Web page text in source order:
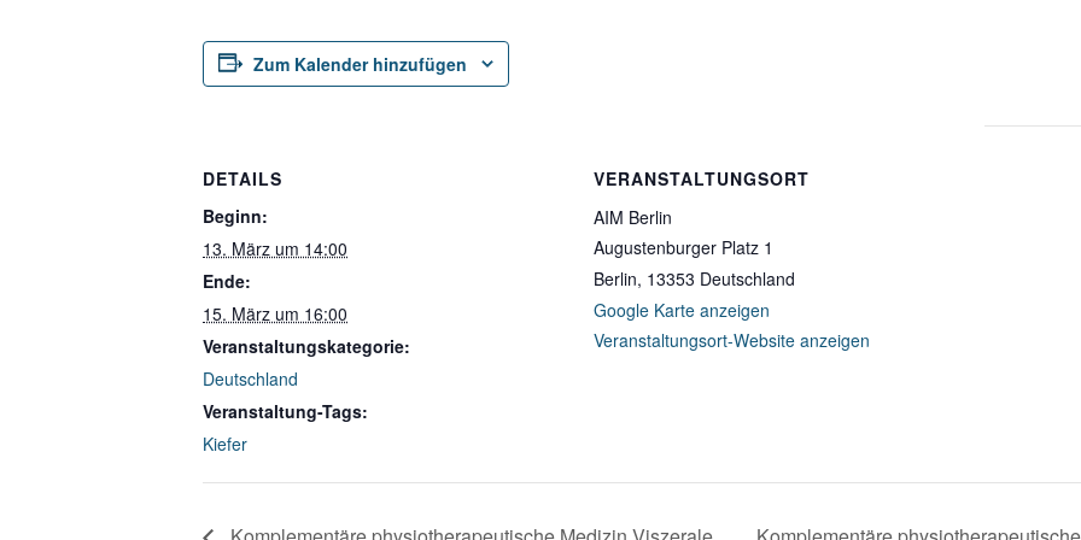
Zum Kalender hinzufügen
DETAILS
Beginn:
13. März um 14:00
Ende:
15. März um 16:00
Veranstaltungskategorie:
Deutschland
Veranstaltung-Tags:
Kiefer
VERANSTALTUNGSORT
AIM Berlin
Augustenburger Platz 1
Berlin, 13353 Deutschland
Google Karte anzeigen
Veranstaltungsort-Website anzeigen